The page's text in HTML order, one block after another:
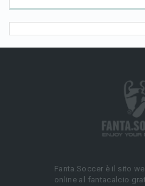
Fanta.Soccer è il sito
online al fantacalcio